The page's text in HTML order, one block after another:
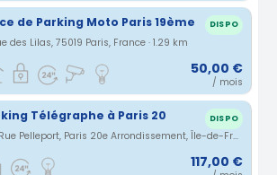
de Parking Moto Paris 19ème DISPO
des Lilas, 75019 Paris, France · 1.29 km
50,00 €
/ mois
Télégraphe à Paris 20 DISPO
186 Rue Pelleport, Paris 20e Arrondissement, Île-de-France, France · 1.29 km
117,00 €